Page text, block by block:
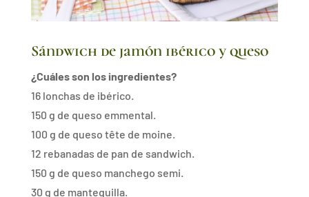
Sándwich de jamón ibérico y queso
¿Cuáles son los ingredientes?
16 lonchas de ibérico.
150 g de queso emmental.
100 g de queso tête de moine.
12 rebanadas de pan de sandwich.
150 g de queso manchego semi.
30 g de mantequilla.